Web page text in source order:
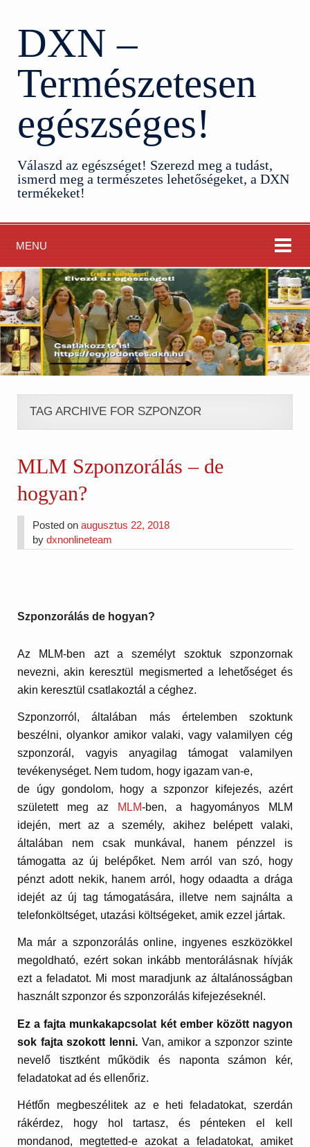
DXN –
Természetesen
egészséges!
Válaszd az egészséget! Szerezd meg a tudást,
ismerd meg a természetes lehetőségeket, a DXN
termékeket!
MENU
TAG ARCHIVE FOR SZPONZOR
MLM Szponzorálás – de
hogyan?
Posted onaugusztus 22, 2018
bydxnonlineteam
Szponzorálás de hogyan?
Az MLM-ben azt a személyt szoktuk szponzornak
nevezni, akin keresztül megismerted a lehetőséget és
akin keresztül csatlakoztál a céghez.
Szponzorról, általában más értelemben szoktunk
beszélni, olyankor amikor valaki, vagy valamilyen cég
szponzorál, vagyis anyagilag támogat valamilyen
tevékenységet. Nem tudom, hogy igazam van-e,
de úgy gondolom, hogy a szponzor kifejezés, azért
született meg az
MLM-ben, a hagyományos MLM
idején, mert az a személy, akihez belépett valaki,
általában nem csak munkával, hanem pénzzel is
támogatta az új belépőket. Nem arról van szó, hogy
pénzt adott nekik, hanem arról, hogy odaadta a drága
idejét az új tag támogatására, illetve nem sajnálta a
telefonköltséget, utazási költségeket, amik ezzel jártak.
Ma már a szponzorálás online, ingyenes eszközökkel
megoldható, ezért sokan inkább mentorálásnak hívják
ezt a feladatot. Mi most maradjunk az általánosságban
használt szponzor és szponzorálás kifejezéseknél.
Ez a fajta munkakapcsolat két ember között nagyon
sok fajta szokott lenni.Van, amikor a szponzor szinte
nevelő tisztként működik és naponta számon kér,
feladatokat ad és ellenőriz.
Hétfőn megbeszélitek az e heti feladatokat, szerdán
rákérdez, hogy hol tartasz, és pénteken el kell
mondanod, megtetted-e azokat a feladatokat, amiket